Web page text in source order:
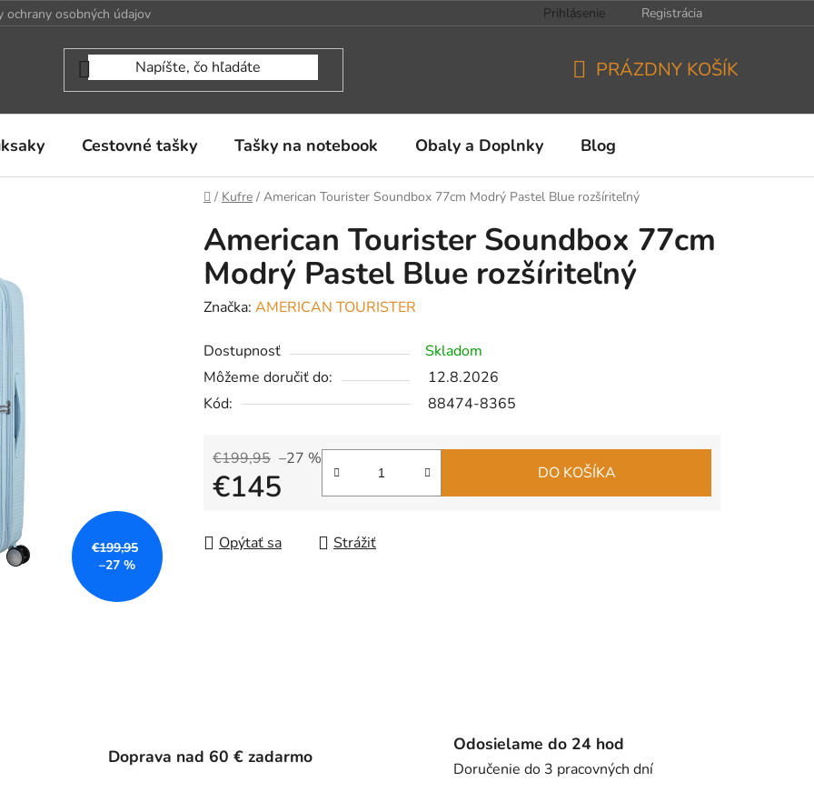
ochrany osobných údajov Prihlásenie Registrácia
KOŠÍK
PRÁZDNY KOŠÍK
Cestovné tašky Tašky na notebook Obaly a Doplnky Blog
Domov
/ Kufre / American Tourister Soundbox 77cm Modrý Pastel Blue rozšíriteľný
American Tourister Soundbox 77cm
Modrý Pastel Blue rozšíriteľný
Značka: AMERICAN TOURISTER
Dostupnosť
Skladom
Môžeme doručiť do:
12.8.2026
Kód:
88474-8365
€199,95 –27 %
€145 DO KOŠÍKA
Opýtať sa Strážiť
€199,95
–27 %
Doprava nad 60 € zadarmo
Odosielame do 24 hod
Doručenie do 3 pracovných dní